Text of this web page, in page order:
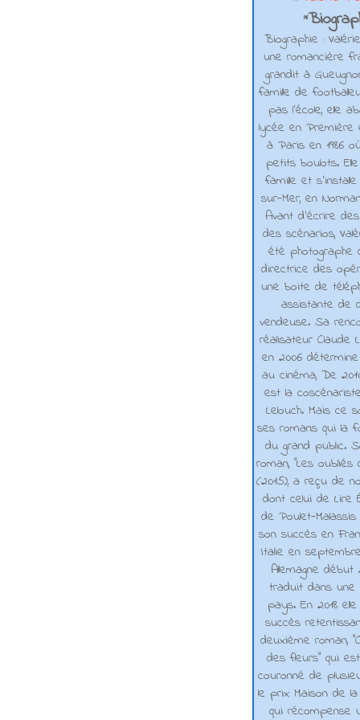
*
Biographie :
une romancière
grandit à
famille de
pas l'école, elle
lycée en
à Paris en 1986
petits boulots.
famille et
sur-Mer, en
Avant d’écrire
des scénarios,
été photographe
directrice des
une boite de
assistante de
vendeuse. Sa
réalisateur Claude
en 2006
au cinéma, De
est la
Lelouch. Mais ce
ses romans qui la
du grand public.
roman, "Les oubliés
(2015), a reçu de
dont celui de Lire
de Poulet-
son succès en
Italie en
Allemagne début
traduit dans une
pays. En 2018
succès
deuxième roman,
des fleurs" qui
couronné de
le prix Maison de la
qui récompense